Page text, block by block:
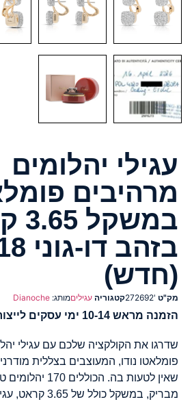
עגילי יהלומים
מרהיבים
(חדש)
מק"ט '272692 קטגוריה עגיליםמותג: Dianoche
הזמנה מראש 10-14 ימי עסקים לייצור
שדרגו את הקולקציה שלכם עם עגילי
פומלאטו נודו, המעוצבים בצללית
שאין לטעות בה.
מבריק, במשקל